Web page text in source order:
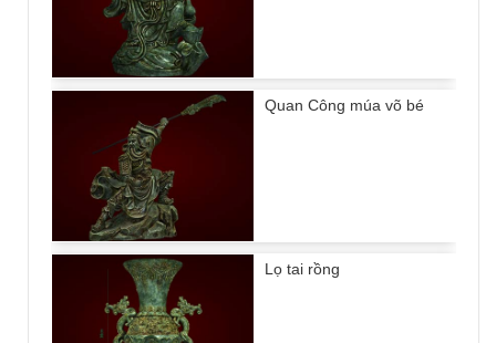
Quan Công múa võ bé
Lọ tai rồng